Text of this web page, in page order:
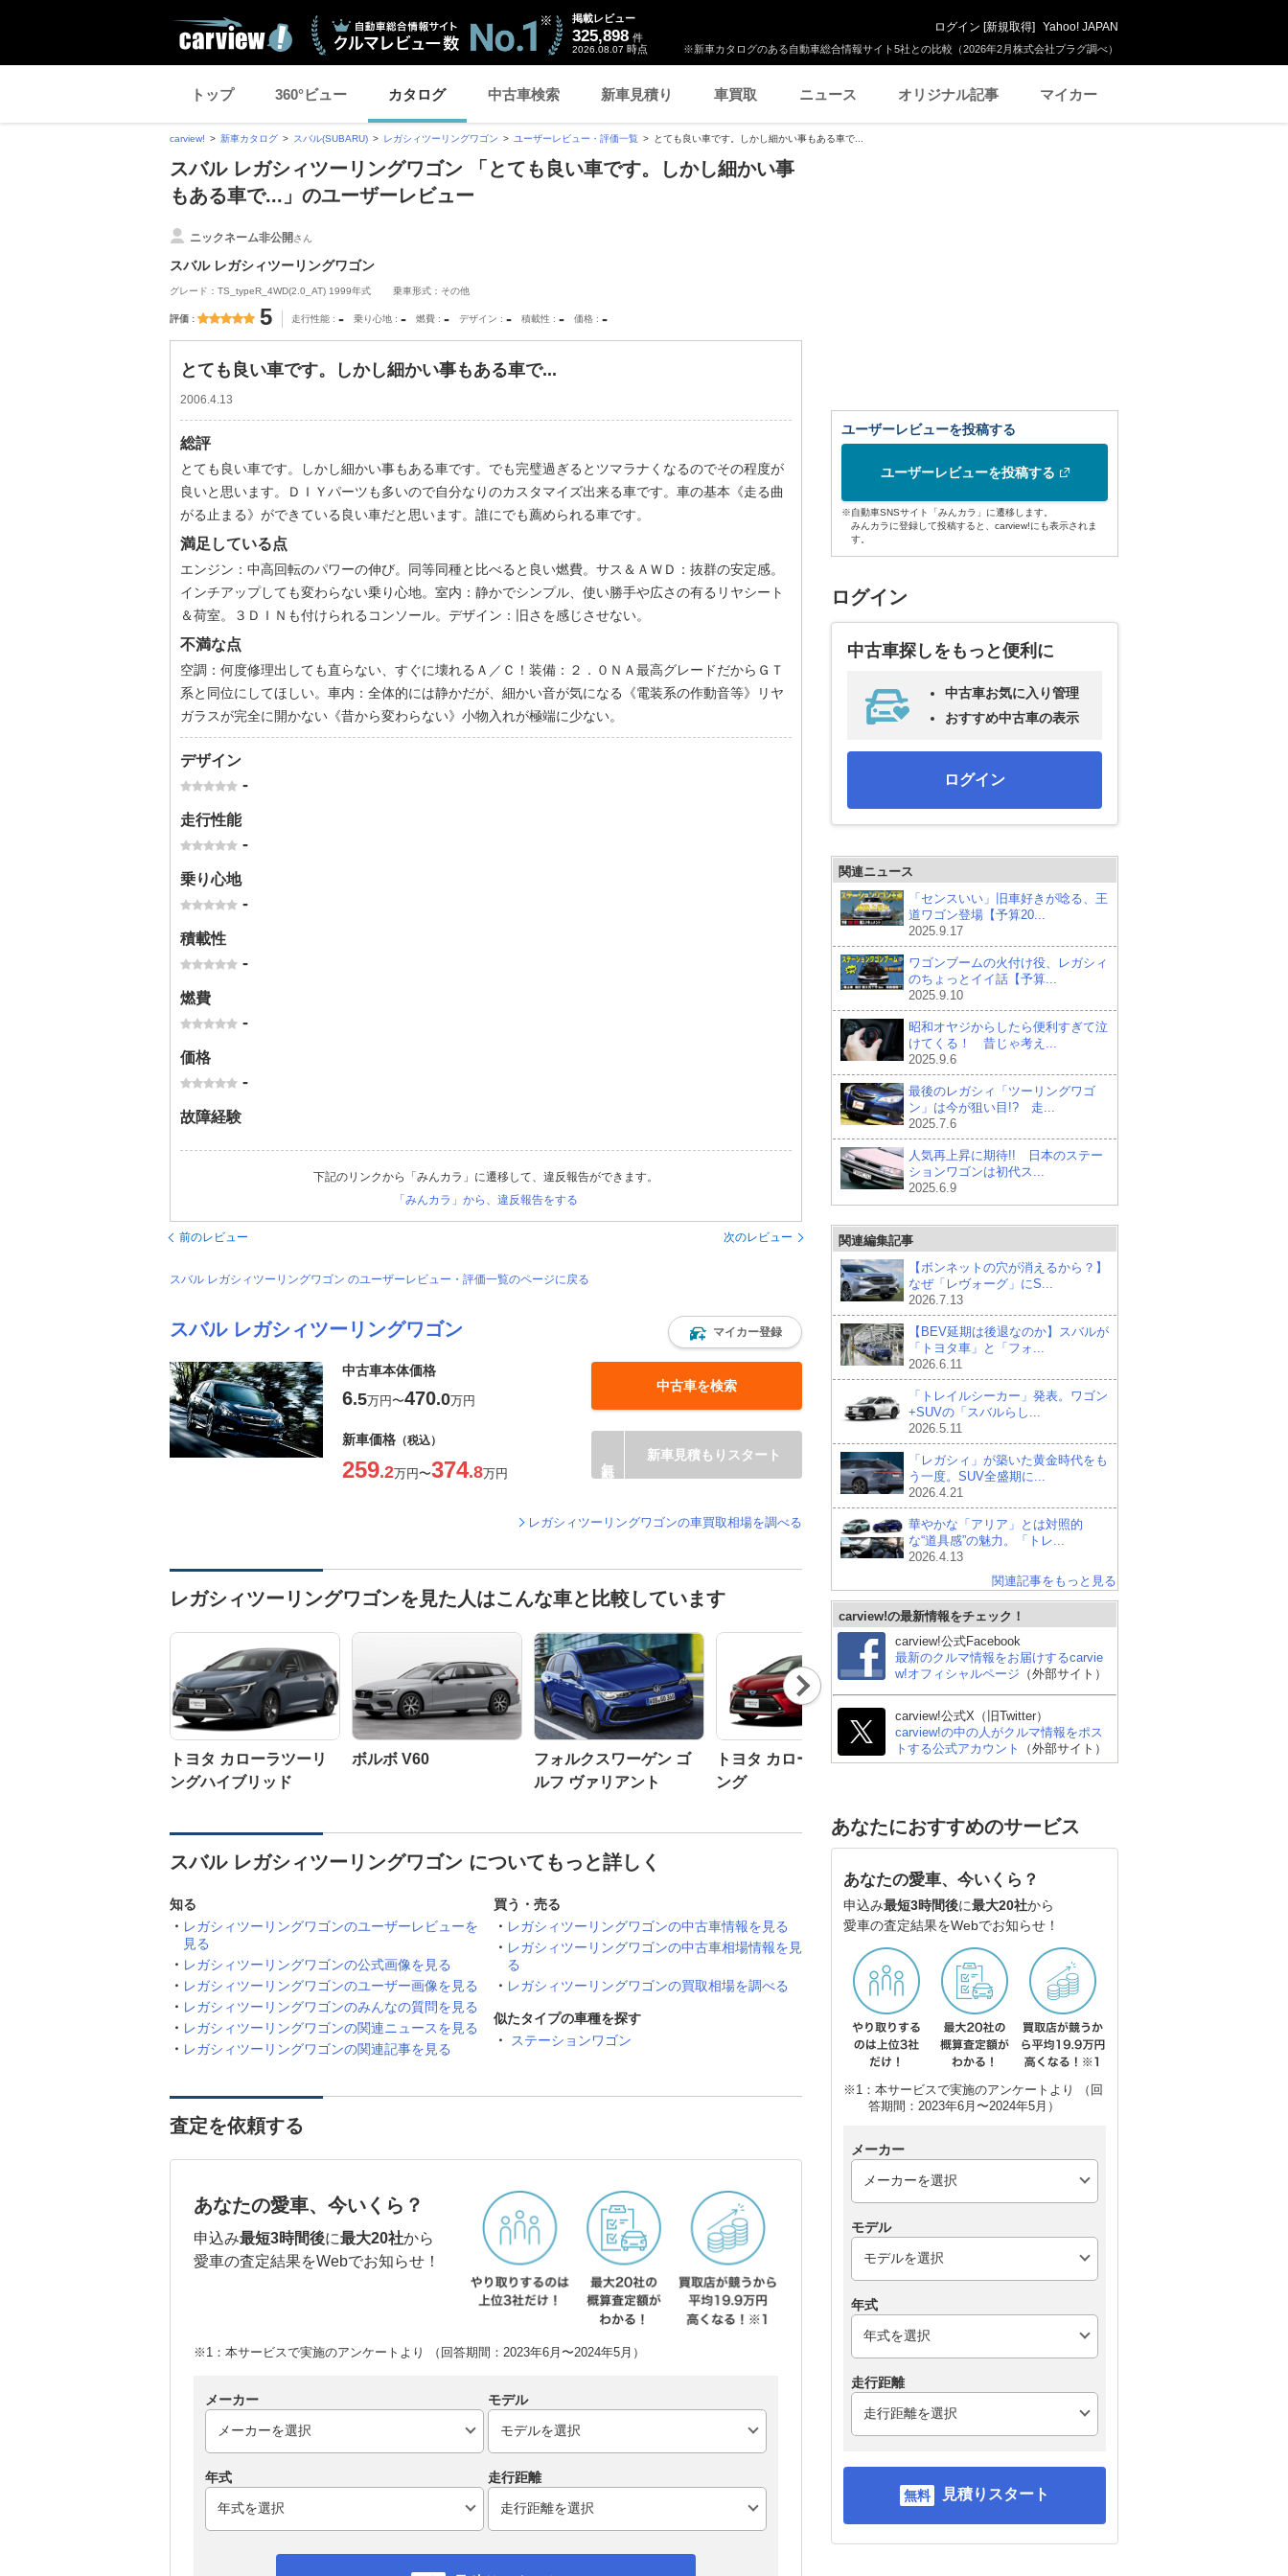
※新車カタログのある自動車総合情報サイト5社との比較（2026年2月株式会社プラグ調べ）
掲載レビュー
325,898 件
2026.08.07 時点
ログイン [新規取得] Yahoo! JAPAN
トップ 360°ビュー カタログ 中古車検索 新車見積り 車買取 ニュース オリジナル記事 マイカー
carview! 新車カタログ スバル(SUBARU) レガシィツーリングワゴン ユーザーレビュー・評価一覧 とても良い車です。しかし細かい事もある車で...
スバル レガシィツーリングワゴン 「とても良い車です。しかし細かい事
もある車で...」のユーザーレビュー
ニックネーム非公開さん
スバル レガシィツーリングワゴン
グレード：TS_typeR_4WD(2.0_AT) 1999年式 乗車形式：その他
評価 5 走行性能 - 乗り心地 - 燃費 - デザイン - 積載性 - 価格 -
とても良い車です。しかし細かい事もある車で...
2006.4.13
総評
とても良い車です。しかし細かい事もある車です。でも完璧過ぎるとツマラナくなるのでその程度が
良いと思います。ＤＩＹパーツも多いので自分なりのカスタマイズ出来る車です。車の基本《走る曲
がる止まる》ができている良い車だと思います。誰にでも薦められる車です。
満足している点
エンジン：中高回転のパワーの伸び。同等同種と比べると良い燃費。サス＆ＡＷＤ：抜群の安定感。
インチアップしても変わらない乗り心地。室内：静かでシンプル、使い勝手や広さの有るリヤシート
＆荷室。３ＤＩＮも付けられるコンソール。デザイン：旧さを感じさせない。
不満な点
空調：何度修理出しても直らない、すぐに壊れるＡ／Ｃ！装備：２．０ＮＡ最高グレードだからＧＴ
系と同位にしてほしい。車内：全体的には静かだが、細かい音が気になる《電装系の作動音等》リヤ
ガラスが完全に開かない《昔から変わらない》小物入れが極端に少ない。
デザイン
-
走行性能
-
乗り心地
-
積載性
-
燃費
-
価格
-
故障経験
下記のリンクから「みんカラ」に遷移して、違反報告ができます。
「みんカラ」から、違反報告をする
前のレビュー 次のレビュー
スバル レガシィツーリングワゴン のユーザーレビュー・評価一覧のページに戻る
スバル レガシィツーリングワゴン マイカー登録
中古車本体価格
6.5万円〜470.0万円
中古車を検索
新車価格 （税込）
259.2万円〜374.8万円
新車見積もりスタート
レガシィツーリングワゴンの車買取相場を調べる
レガシィツーリングワゴンを見た人はこんな車と比較しています
トヨタ カローラツーリ
ングハイブリッド
ボルボ V60
フォルクスワーゲン ゴ
ルフ ヴァリアント
トヨタ カローラツーリ
ング
メルセデス・ベンツ Cク
BMW 3シリーズ ツーリ
Nex
t
スバル レガシィツーリングワゴン についてもっと詳しく
知る
レガシィツーリングワゴンのユーザーレビューを
見る
レガシィツーリングワゴンの公式画像を見る
レガシィツーリングワゴンのユーザー画像を見る
レガシィツーリングワゴンのみんなの質問を見る
レガシィツーリングワゴンの関連ニュースを見る
レガシィツーリングワゴンの関連記事を見る
買う・売る
レガシィツーリングワゴンの中古車情報を見る
レガシィツーリングワゴンの中古車相場情報を見
る
レガシィツーリングワゴンの買取相場を調べる
似たタイプの車種を探す
ステーションワゴン
査定を依頼する
あなたの愛車、今いくら？
申込み最短3時間後に最大20社から
愛車の査定結果をWebでお知らせ！
※1：本サービスで実施のアンケートより （回答期間：2023年6月〜2024年5月）
メーカー モデル
年式 走行距離
ユーザーレビューを投稿する
ユーザーレビューを投稿する
※自動車SNSサイト「みんカラ」に遷移します。
みんカラに登録して投稿すると、carview!にも表示されま
す。
ログイン
中古車探しをもっと便利に
中古車お気に入り管理
おすすめ中古車の表示
ログイン
関連ニュース
「センスいい」旧車好きが唸る、王
道ワゴン登場【予算20...
2025.9.17
ワゴンブームの火付け役、レガシィ
のちょっとイイ話【予算...
2025.9.10
昭和オヤジからしたら便利すぎて泣
けてくる！ 昔じゃ考え...
2025.9.6
最後のレガシィ「ツーリングワゴ
ン」は今が狙い目!? 走...
2025.7.6
人気再上昇に期待!! 日本のステー
ションワゴンは初代ス...
2025.6.9
関連編集記事
【ボンネットの穴が消えるから？】
なぜ「レヴォーグ」にS...
2026.7.13
【BEV延期は後退なのか】スバルが
「トヨタ車」と「フォ...
2026.6.11
「トレイルシーカー」発表。ワゴン
+SUVの「スバルらし...
2026.5.11
「レガシィ」が築いた黄金時代をも
う一度。SUV全盛期に...
2026.4.21
華やかな「アリア」とは対照的
な“道具感”の魅力。「トレ...
2026.4.13
関連記事をもっと見る
carview!の最新情報をチェック！
carview!公式Facebook
最新のクルマ情報をお届けするcarvie
w!オフィシャルページ （外部サイト）
carview!公式X（旧Twitter）
carview!の中の人がクルマ情報をポス
トする公式アカウント
（外部サイト）
あなたにおすすめのサービス
あなたの愛車、今いくら？
申込み最短3時間後に最大20社から
愛車の査定結果をWebでお知らせ！
※1：本サービスで実施のアンケートより （回
答期間：2023年6月〜2024年5月）
メーカー
モデル
年式
走行距離
見積りスタート